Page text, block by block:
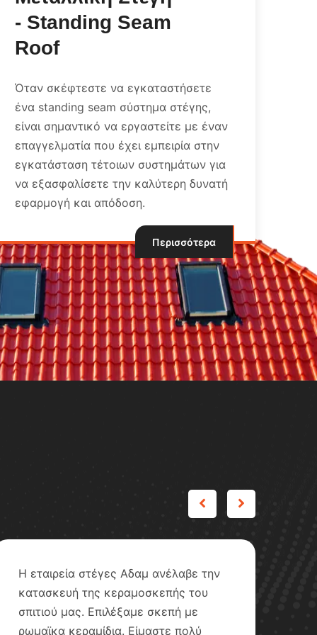
στέγης,
με έναν
εμπειρία στην
συστημάτων για
καλύτερη δυνατή
Περισσότερα
Η μόνωση της
έναν κρίσιμο παράγοντα
ενεργειακή απόδοση και
σπιτιού σας.
Η εταιρεία στέγες Αδαμ ανέλαβε την
κατασκευή της κεραμοσκεπής του
σπιτιού μας. Επιλέξαμε σκεπή με
ρωμαϊκα κεραμίδια. Είμαστε πολύ